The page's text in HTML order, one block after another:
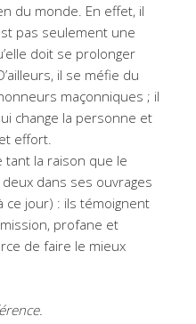
du monde. En effet, il
pas seulement une
doit se prolonger
il se méfie du
maçonniques ; il
change la personne et
effort.
la raison que le
dans ses ouvrages
jour) : ils témoignent
profane et
de faire le mieux